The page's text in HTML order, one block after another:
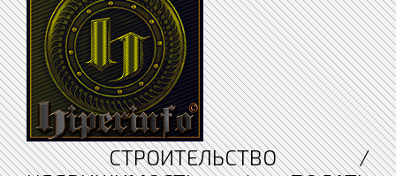
СТРОИТЕЛЬСТВО /